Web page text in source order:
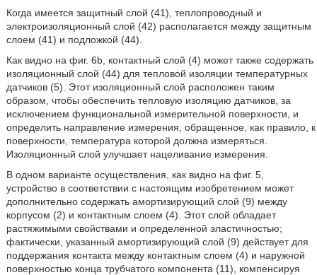
Когда имеется защитный слой (41), теплопроводный и
электроизоляционный слой (42) располагается между защитным
слоем (41) и подложкой (44).
Как видно на фиг. 6b, контактный слой (4) может также содержать
изоляционный слой (44) для тепловой изоляции температурных
датчиков (5). Этот изоляционный слой расположен таким
образом, чтобы обеспечить тепловую изоляцию датчиков, за
исключением функциональной измерительной поверхности, и
определить направление измерения, обращенное, как правило, к
поверхности, температура которой должна измеряться.
Изоляционный слой улучшает нацеливание измерения.
В одном варианте осуществления, как видно на фиг. 5,
устройство в соответствии с настоящим изобретением может
дополнительно содержать амортизирующий слой (9) между
корпусом (2) и контактным слоем (4). Этот слой обладает
растяжимыми свойствами и определенной эластичностью;
фактически, указанный амортизирующий слой (9) действует для
поддержания контакта между контактным слоем (4) и наружной
поверхностью конца трубчатого компонента (11), компенсируя